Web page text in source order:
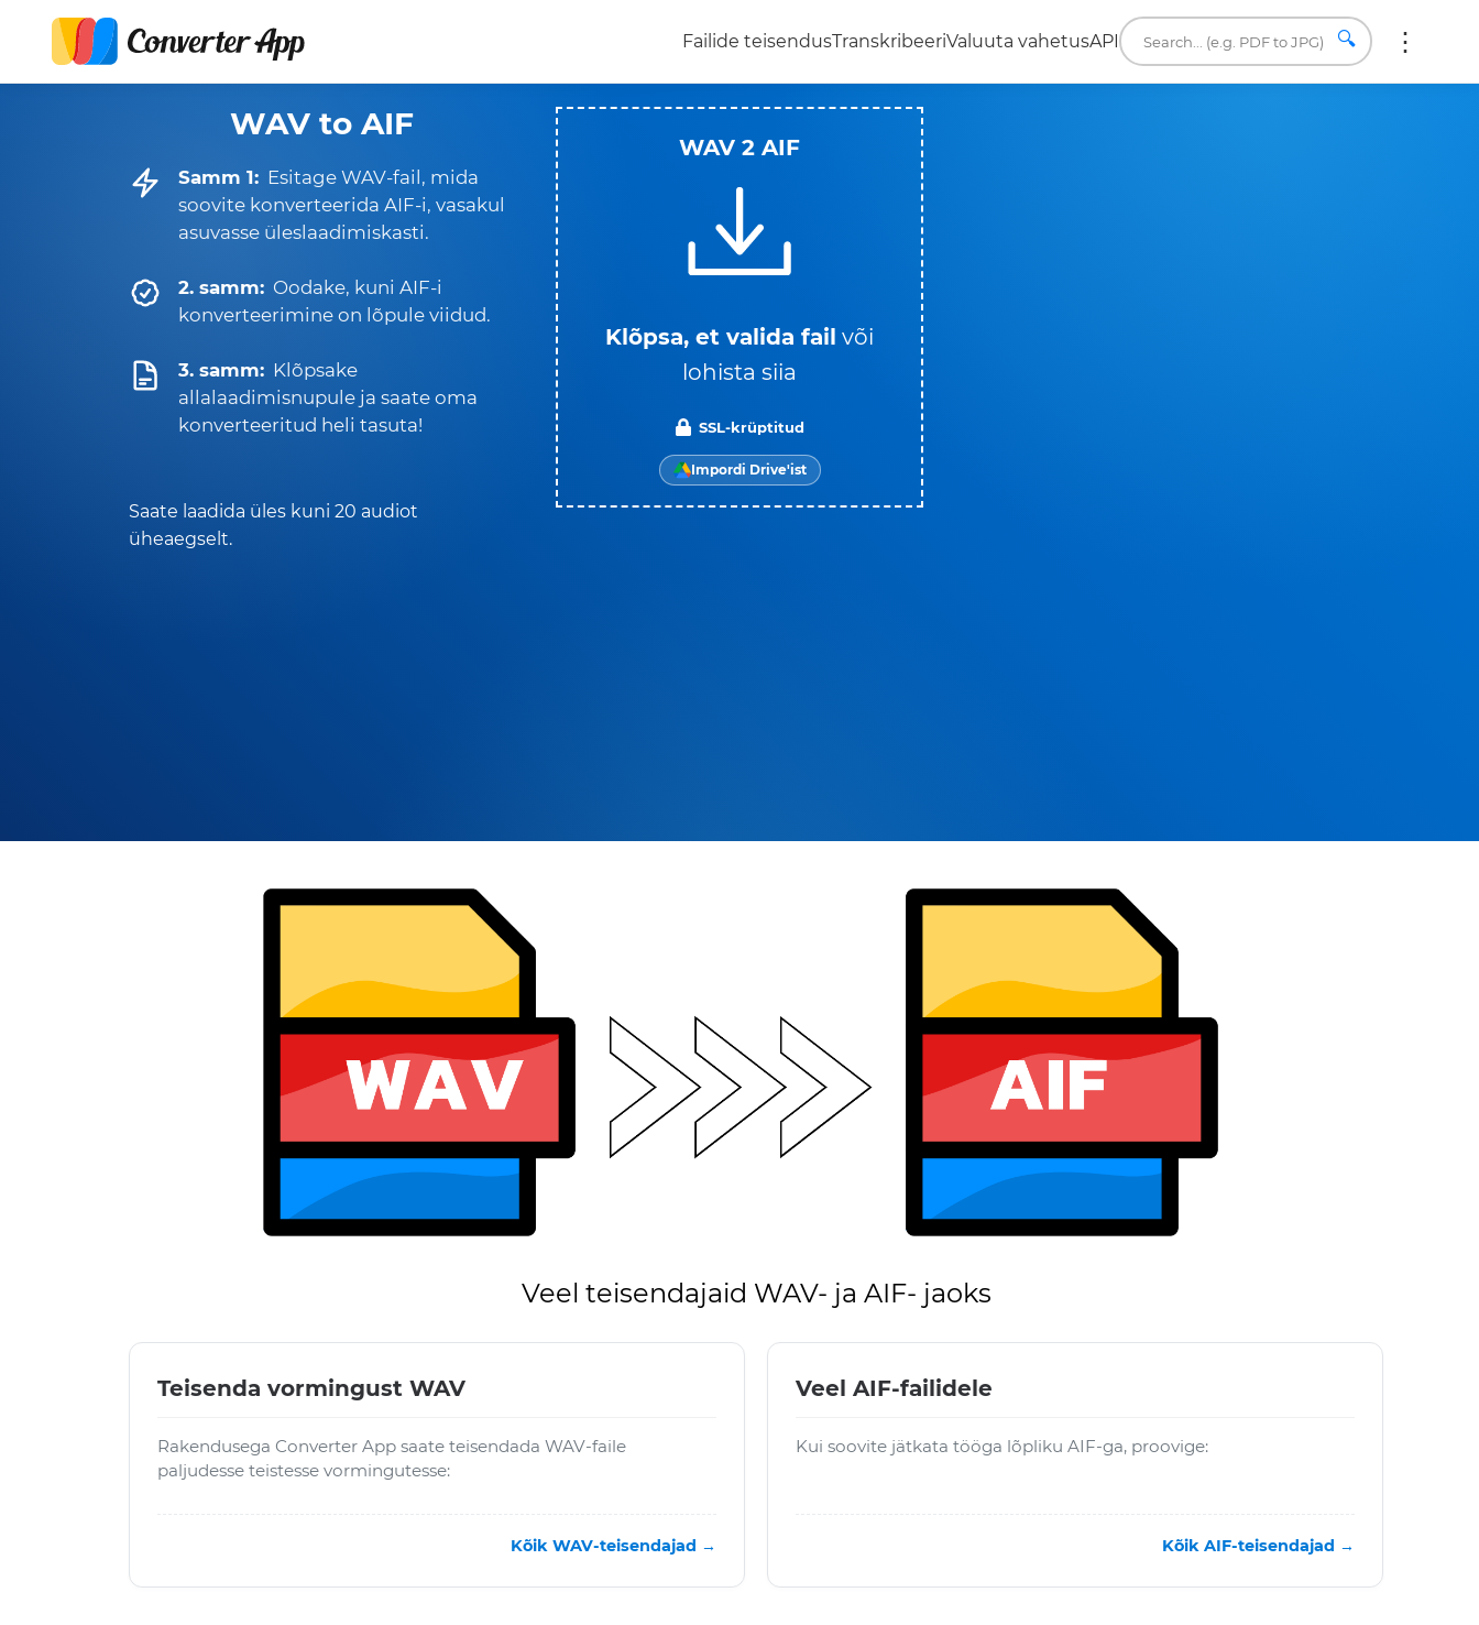
Failide teisendusTranskribeeriValuuta vahetusAPI 🔍
WAV to AIF
Samm 1: Esitage WAV-fail, mida
soovite konverteerida AIF-i, vasakul
asuvasse üleslaadimiskasti.
2. samm: Oodake, kuni AIF-i
konverteerimine on lõpule viidud.
3. samm: Klõpsake
allalaadimisnupule ja saate oma
konverteeritud heli tasuta!
Saate laadida üles kuni 20 audiot
üheaegselt.
WAV 2 AIF
Klõpsa, et valida fail või
lohista siia
SSL-krüptitud
Impordi Drive'ist
Veel teisendajaid WAV- ja AIF- jaoks
Teisenda vormingust WAV
Rakendusega Converter App saate teisendada WAV-faile
paljudesse teistesse vormingutesse:
Kõik WAV-teisendajad →
Veel AIF-failidele
Kui soovite jätkata tööga lõpliku AIF-ga, proovige:
Kõik AIF-teisendajad →